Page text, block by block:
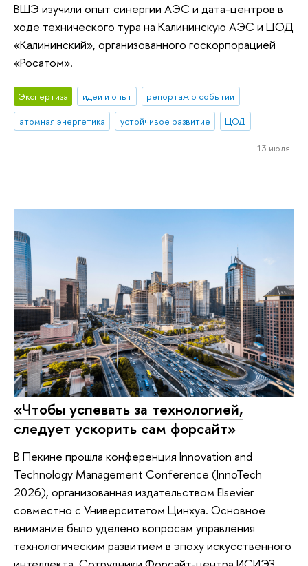
ВШЭ изучили опыт синергии АЭС и дата-центров в
ходе технического тура на Калининскую АЭС и ЦОД
«Калининский», организованного госкорпорацией
«Росатом».
Экспертиза идеи и опыт
репортаж о событии
атомная энергетика
устойчивое развитие ЦОД
13 июля
«Чтобы успевать за технологией,
следует ускорить сам форсайт»
В Пекине прошла конференция Innovation and
Technology Management Conference (InnoTech
2026), организованная издательством Elsevier
совместно с Университетом Цинхуа. Основное
внимание было уделено вопросам управления
технологическим развитием в эпоху искусственного